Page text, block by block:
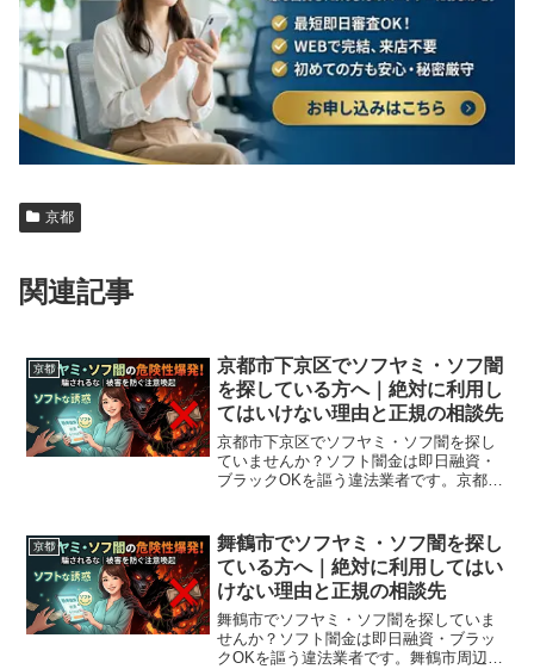
京都
関連記事
京都
京都市下京区でソフヤミ・ソフ闇
を探している方へ｜絶対に利用し
てはいけない理由と正規の相談先
京都市下京区でソフヤミ・ソフ闇を探し
ていませんか？ソフト闇金は即日融資・
ブラックOKを謳う違法業者です。京都市
出す前に必ずお読みください。
京都
舞鶴市でソフヤミ・ソフ闇を探し
ている方へ｜絶対に利用してはい
けない理由と正規の相談先
舞鶴市でソフヤミ・ソフ闇を探していま
せんか？ソフト闇金は即日融資・ブラッ
クOKを謳う違法業者です。舞鶴市周辺で